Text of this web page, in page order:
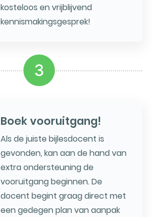
kosteloos en vrijblijvend
kennismakingsgesprek!
3
Boek vooruitgang!
Als de juiste bijlesdocent is
gevonden, kan aan de hand van
extra ondersteuning de
vooruitgang beginnen. De
docent begint graag direct met
een gedegen plan van aanpak